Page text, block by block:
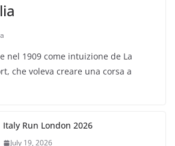
nel 1909 come intuizione de La
che voleva creare una corsa a
Italy Run London 2026
July 19, 2026